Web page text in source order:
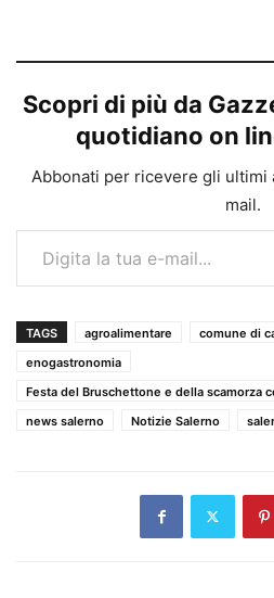
Scopri di più da
quotidiano on
Abbonati per ricevere gli
mail.
Digita la tua e-mail...
TAGS agroalimentare
comune di
enogastronomia
Festa del Bruschettone e della scamorza
news salerno
Notizie Salerno